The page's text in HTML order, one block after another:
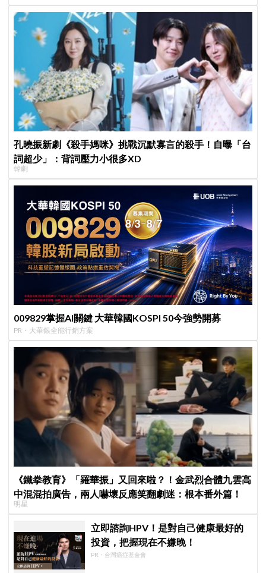
孔曉振新劇《殺手媽咪》挑戰沉默寡言的殺手！自曝「台
詞超少」：背詞壓力小很多XD
韓劇
009829掌握AI關鍵 大華韓國KOSPI 50今強勢開募
PR・大華銀全能行銷方案
《鐵拳教育》「羅華振」又回來啦？！金武烈合體九雲高
中混混拍廣告，兩人嚇壞反應笑翻劇迷：根本番外篇！
明星
立即諮詢HPV！是對自己健康最好的
投資，把握現在不嫌晚！
PR・台灣癌症基金會